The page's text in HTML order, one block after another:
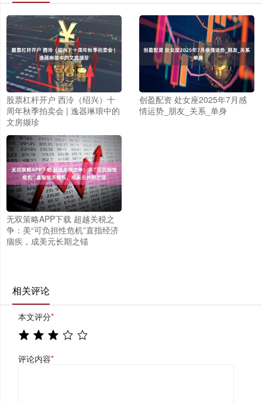
股票杠杆开户 西泠（绍兴）十
周年秋季拍卖会 | 逸器琳琅中的
文房撷珍
创盈配资 处女座2025年7月感
情运势_朋友_关系_单身
无双策略APP下载 超越关税之
争：美“可负担性危机”直指经济
痼疾，成美元长期之锚
相关评论
本文评分*
评论内容*